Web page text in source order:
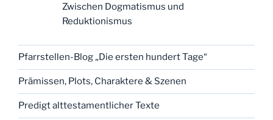
Zwischen Dogmatismus und
Reduktionismus
Pfarrstellen-Blog „Die ersten hundert Tage“
Prämissen, Plots, Charaktere & Szenen
Predigt alttestamentlicher Texte